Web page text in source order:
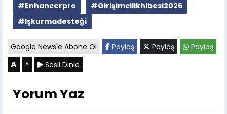
#Enhancerpro
#Girişimcilikhibesi2026
#Işkurmadesteği
Google News'e Abone Ol Paylaş Paylaş Paylaş
A A Sesli Dinle
Yorum Yaz